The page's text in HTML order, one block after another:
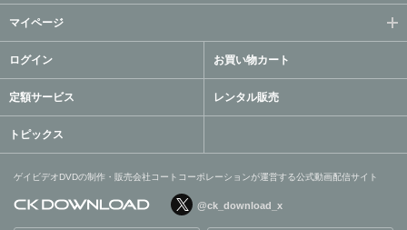
マイページ
ログイン お買い物カート
定額サービス レンタル販売
トピックス
ゲイビデオDVDの制作・販売会社コートコーポレーションが運営する公式動画配信サイト
@ck_download_x